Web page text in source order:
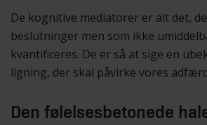
De kognitive mediatorer er alt det,
beslutninger men som ikke
kvantificeres. De er så at sige en
ligning, der skal påvirke vores
Den følelsesbetonede